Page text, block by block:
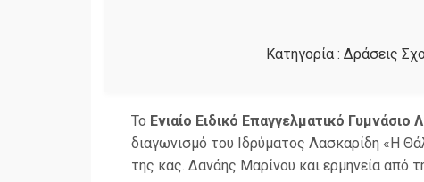
Κατηγορία : Δράσεις
Το Ενιαίο Ειδικό Επαγγελματικό Γυμνάσιο
διαγωνισμό του Ιδρύματος Λασκαρίδη «Η
της κας. Δανάης Μαρίνου και ερμηνεία από